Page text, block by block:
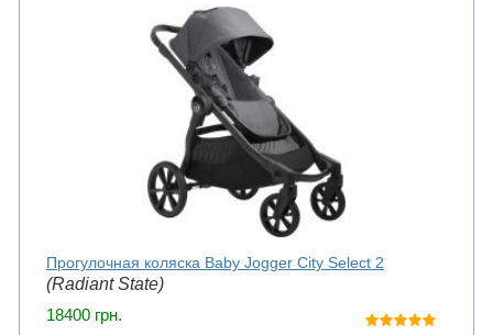
Прогулочная коляска Baby Jogger City Select 2
(Radiant State)
18400 грн.